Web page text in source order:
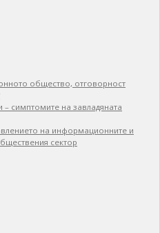
общество, отговорност
– симптомите на завладяната
на информационните и
сектор